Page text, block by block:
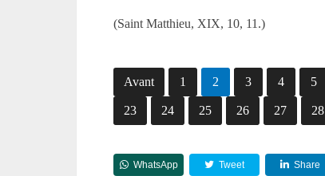
(Saint Matthieu, XIX, 10, 11.)
Avant 1 2 3 4 5
23 24 25 26 27 28
WhatsApp Tweet Share